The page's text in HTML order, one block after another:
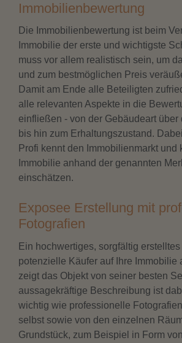
Immobilienbewertung
Die Immobilienbewertung ist beim
Immobilie der erste und wichtigste
muss vor allem realistisch sein, um
und zum bestmöglichen Preis
Damit am Ende alle Beteiligten
alle relevanten Aspekte in die
einfließen - von der Gebäudeart über
bis hin zum Erhaltungszustand.
Profi kennt den Immobilienmarkt und
Immobilie anhand der genannten
einschätzen.
Exposee Erstellung mit
Fotografien
Ein hochwertiges, sorgfältig
potenzielle Käufer auf Ihre Immobilie
zeigt das Objekt von seiner besten
aussagekräftige Beschreibung ist
wichtig wie professionelle
selbst sowie von den einzelnen
Grundstück, zum Beispiel in Form